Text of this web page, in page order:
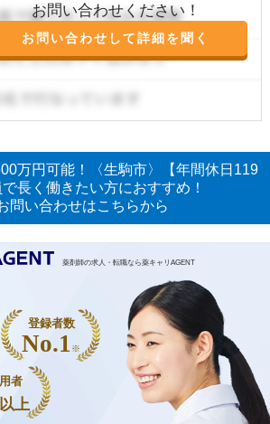
お問い合わせください！
お問い合わせして詳細を聞く
万円可能！〈生駒市〉【年間休日119
長く働きたい方におすすめ！
問い合わせはこちらから
薬剤師の求人・転職なら薬キャリAGENT
登録者数
No.1 ※
者
上